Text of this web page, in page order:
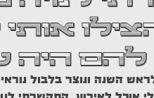
היה
מילה
במקרה באינטרנט –
זה. דניאל היה אדיב